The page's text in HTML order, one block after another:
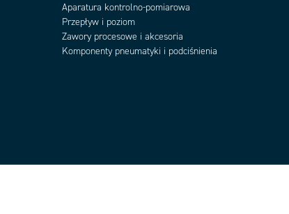
Aparatura kontrolno-pomiarowa
Przepływ i poziom
Zawory procesowe i akcesoria
Komponenty pneumatyki i podciśnienia